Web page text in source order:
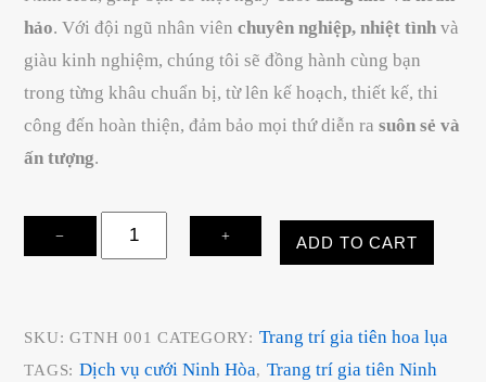
hảo. Với đội ngũ nhân viênchuyên nghiệp, nhiệt tình và
giàu kinh nghiệm, chúng tôi sẽ đồng hành cùng bạn
trong từng khâu chuẩn bị, từ lên kế hoạch, thiết kế, thi
công đến hoàn thiện, đảm bảo mọi thứ diễn rasuôn sẻ và
ấn tượng.
−
Dịch
Vụ
+ ADD TO CART
SKU:GTNH 001 CATEGORY: Trang trí gia tiên hoa lụa
TAGS: Dịch vụ cưới Ninh Hòa, Trang trí gia tiên Ninh